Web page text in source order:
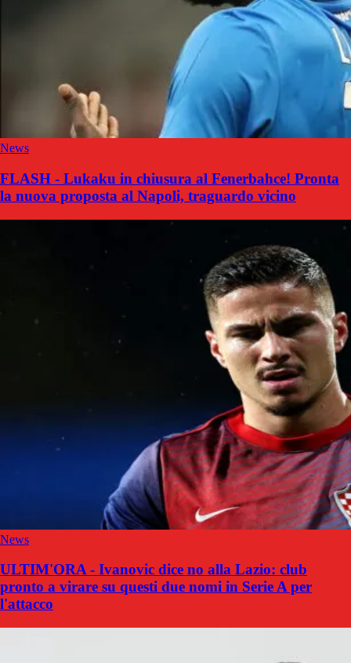
News
FLASH - Lukaku in chiusura al Fenerbahce! Pronta
la nuova proposta al Napoli, traguardo vicino
News
ULTIM'ORA - Ivanovic dice no alla Lazio: club
pronto a virare su questi due nomi in Serie A per
l'attacco